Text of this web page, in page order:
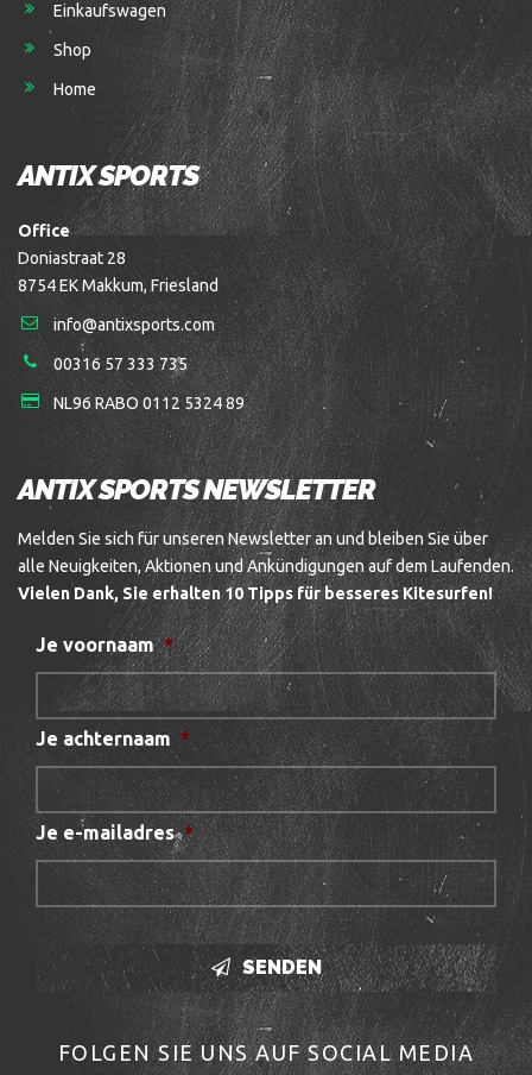
Einkaufswagen
Shop
Home
ANTIX SPORTS
Office
Doniastraat 28
8754 EK Makkum, Friesland
info@antixsports.com
00316 57 333 735
NL96 RABO 0112 5324 89
ANTIX SPORTS NEWSLETTER
Melden Sie sich für unseren Newsletter an und bleiben Sie über
alle Neuigkeiten, Aktionen und Ankündigungen auf dem Laufenden.
Vielen Dank, Sie erhalten 10 Tipps für besseres Kitesurfen!
Je voornaam *
Je achternaam *
Je e-mailadres *
SENDEN
FOLGEN SIE UNS AUF SOCIAL MEDIA